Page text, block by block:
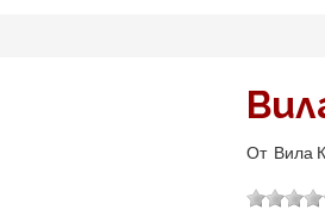
От Вила